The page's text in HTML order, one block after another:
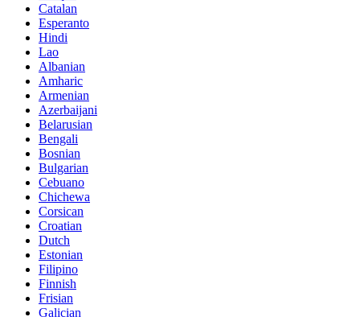
Catalan
Esperanto
Hindi
Lao
Albanian
Amharic
Armenian
Azerbaijani
Belarusian
Bengali
Bosnian
Bulgarian
Cebuano
Chichewa
Corsican
Croatian
Dutch
Estonian
Filipino
Finnish
Frisian
Galician